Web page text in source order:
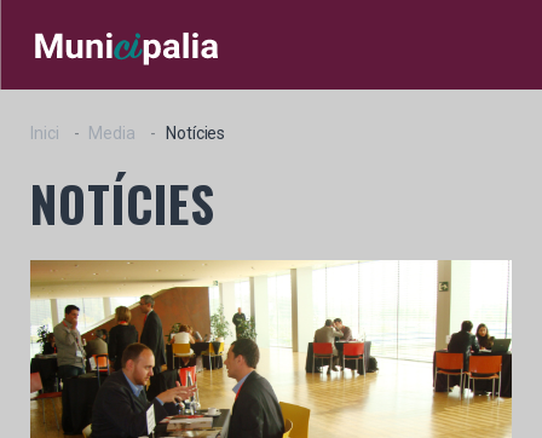
Inici Media Notícies
NOTÍCIES